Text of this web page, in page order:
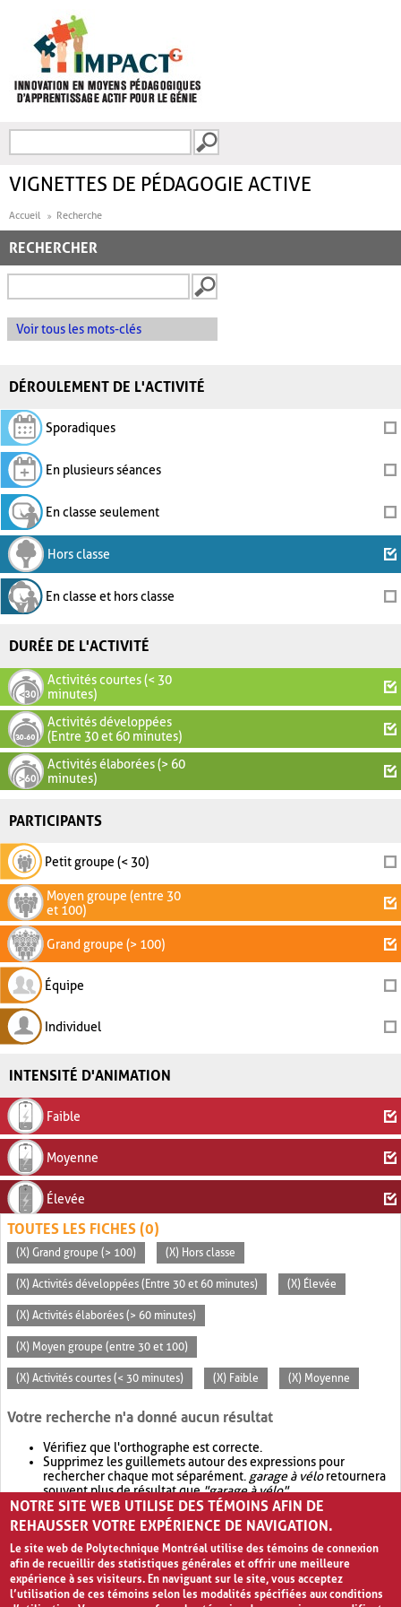
FORMULAIRE DE
VIGNETTES DE PÉDAGOGIE ACTIVE
Accueil Recherche
RECHERCHER
Voir tous les mots-clés
DÉROULEMENT DE L'ACTIVITÉ
Sporadiques
En plusieurs séances
En classe seulement
Hors classe
En classe et hors classe
DURÉE DE L'ACTIVITÉ
Activités courtes (< 30
minutes)
Activités développées
(Entre 30 et 60 minutes)
Activités élaborées (> 60
minutes)
PARTICIPANTS
Petit groupe (< 30)
Moyen groupe (entre 30
et 100)
Grand groupe (> 100)
Équipe
Individuel
INTENSITÉ D'ANIMATION
Faible
Moyenne
Élevée
TOUTES LES FICHES (0)
(X) Grand groupe (> 100) (X) Hors classe
(X) Activités développées (Entre 30 et 60 minutes) (X) Élevée
(X) Activités élaborées (> 60 minutes)
(X) Moyen groupe (entre 30 et 100)
(X) Activités courtes (< 30 minutes) (X) Faible (X) Moyenne
Votre recherche n'a donné aucun résultat
Vérifiez que l'orthographe est correcte.
Supprimez les guillemets autour des expressions pour
rechercher chaque mot séparément. garage à véloretournera
souvent plus de résultat que"garage à vélo".
Envisagez d'élargir votre recherche avec OR.garage OR vélo
retournera souvent plus de résultat quegarage à vélo
NOTRE SITE WEB UTILISE DES TÉMOINS AFIN DE
REHAUSSER VOTRE EXPÉRIENCE DE NAVIGATION.
Le site web de Polytechnique Montréal utilise des témoins de connexion
afin de recueillir des statistiques générales et offrir une meilleure
expérience à ses visiteurs. En naviguant sur le site, vous acceptez
l’utilisation de ces témoins selon les modalités spécifiées aux conditions